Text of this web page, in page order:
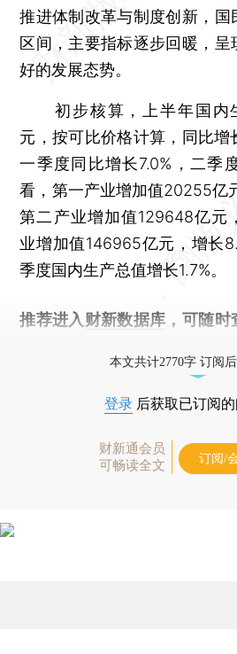
推进体制改革与制度创新，国
区间，主要指标逐步回暖，
好的发展态势。
初步核算，上半年国内
元，按可比价格计算，同比增
一季度同比增长7.0%，二季
看，第一产业增加值20255亿
第二产业增加值129648亿元
业增加值146965亿元，增长
季度国内生产总值增长1.7%。
推荐进入 财新数据库 ，可随
本文共计2770字 订阅
登录 后获取已订阅
财新通会员
可畅读全文
订阅/